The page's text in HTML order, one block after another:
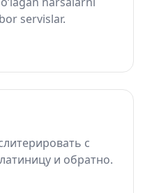
servislar.
с
и обратно.